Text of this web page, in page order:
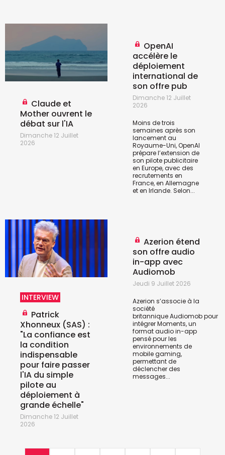
Claude et
Mother ouvrent le
débat sur l'IA
Dimanche 12 Juillet
2026
OpenAI
accélère le
déploiement
international de
son offre pub
Dimanche 12 Juillet
2026
Moins de trois
semaines après son
lancement au
Royaume-Uni, OpenAI
prépare l’extension de
son pilote publicitaire
en Europe, avec des
recrutements en
France, en Allemagne
et en Irlande. Selon...
INTERVIEW
Patrick
Xhonneux (SAS) :
"La confiance est
la condition
indispensable
pour faire passer
l'IA du simple
pilote au
déploiement à
grande échelle"
Dimanche 12 Juillet
2026
Azerion étend
son offre audio
in-app avec
Audiomob
Jeudi 9 Juillet 2026
Azerion s’associe à la
société
britanniqueAudiomobpour
intégrer Moments, un
format audio in-app
pensé pour les
environnements de
mobile gaming,
permettant de
déclencher des
messages...